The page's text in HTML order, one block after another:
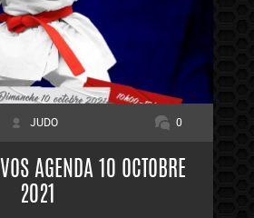
JUDO 0
AGENDA 10 OCTOBRE
2021